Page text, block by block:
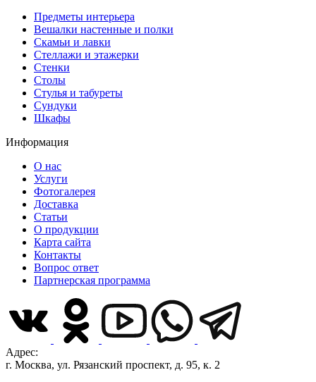
Предметы интерьера
Вешалки настенные и полки
Скамьи и лавки
Стеллажи и этажерки
Стенки
Столы
Стулья и табуреты
Сундуки
Шкафы
Информация
О нас
Услуги
Фотогалерея
Доставка
Статьи
О продукции
Карта сайта
Контакты
Вопрос ответ
Партнерская программа
Адрес:
г. Москва, ул. Рязанский проспект, д. 95, к. 2